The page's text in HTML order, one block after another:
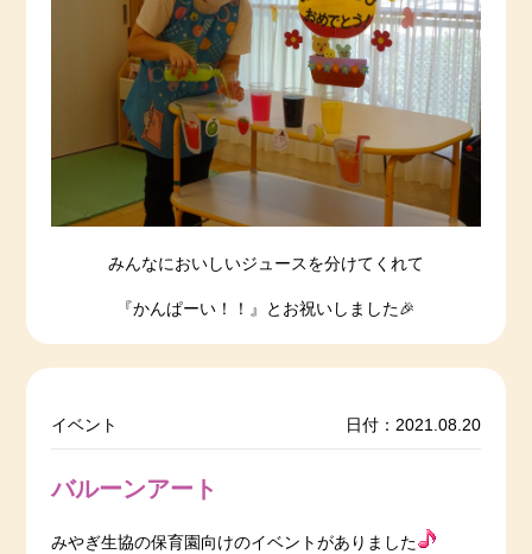
みんなにおいしいジュースを分けてくれて
『かんぱーい！！』とお祝いしました🎉
イベント 日付：2021.08.20
バルーンアート
みやぎ生協の保育園向けのイベントがありました